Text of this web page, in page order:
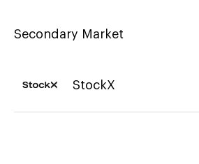
Secondary Market
StockX